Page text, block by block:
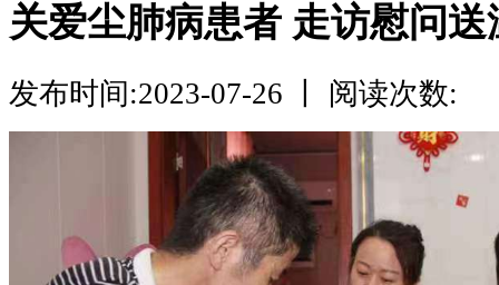
关爱尘肺病患者 走访慰问送
发布时间:2023-07-26 丨 阅读次数: